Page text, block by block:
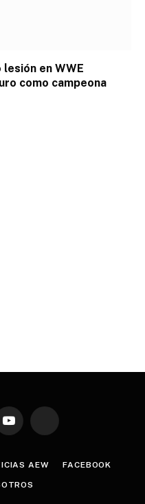
en WWE
como campeona
YouTube TikTok
AEW FACEBOOK